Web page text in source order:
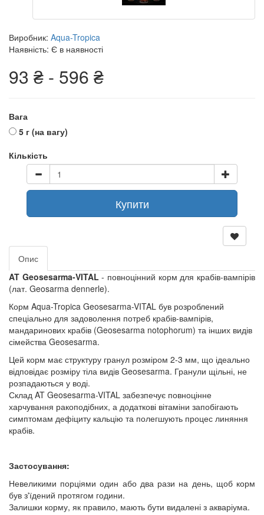
Виробник: Aqua-Tropica
Наявність: Є в наявності
93 ₴ - 596 ₴
Вага
5 г (на вагу)
Кількість
Купити
Опис
AT Geosesarma-VITAL - повноцінний корм для крабів-вампірів
(лат. Geosarma dennerle).
Корм Aqua-Tropica Geosesarma-VITAL був розроблений
спеціально для задоволення потреб крабів-вампірів,
мандаринових крабів (Geosesarma notophorum) та інших видів
сімейства Geosesarma.
Цей корм має структуру гранул розміром 2-3 мм, що ідеально
відповідає розміру тіла видів Geosesarma. Гранули щільні, не
розпадаються у воді.
Склад AT Geosesarma-VITAL забезпечує повноцінне
харчування ракоподібних, а додаткові вітаміни запобігають
симптомам дефіциту кальцію та полегшують процес линяння
крабів.
Застосування:
Невеликими порціями один або два рази на день, щоб корм
був з'їдений протягом години.
Залишки корму, як правило, мають бути видалені з акваріума.